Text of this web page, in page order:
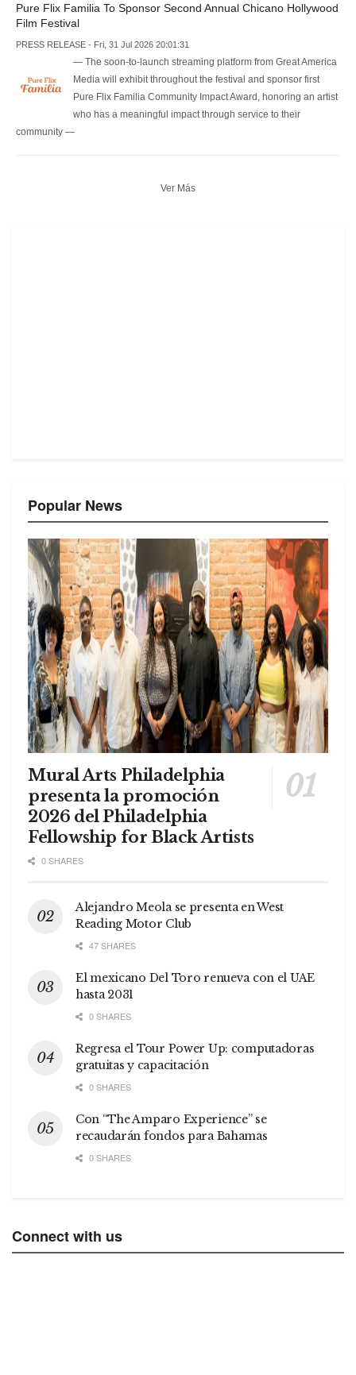
Pure Flix Familia To Sponsor Second Annual Chicano Hollywood
Film Festival
PRESS RELEASE - Fri, 31 Jul 2026 20:01:31
— The soon-to-launch streaming platform from Great America
Media will exhibit throughout the festival and sponsor first
Pure Flix Familia Community Impact Award, honoring an artist
who has a meaningful impact through service to their
community —
Ver Más
Popular News
Mural Arts Philadelphia
presenta la promoción
2026 del Philadelphia
Fellowship for Black Artists
0 SHARES
Alejandro Meola se presenta en West
Reading Motor Club
47 SHARES
El mexicano Del Toro renueva con el UAE
hasta 2031
0 SHARES
Regresa el Tour Power Up: computadoras
gratuitas y capacitación
0 SHARES
Con “The Amparo Experience” se
recaudarán fondos para Bahamas
0 SHARES
Connect with us